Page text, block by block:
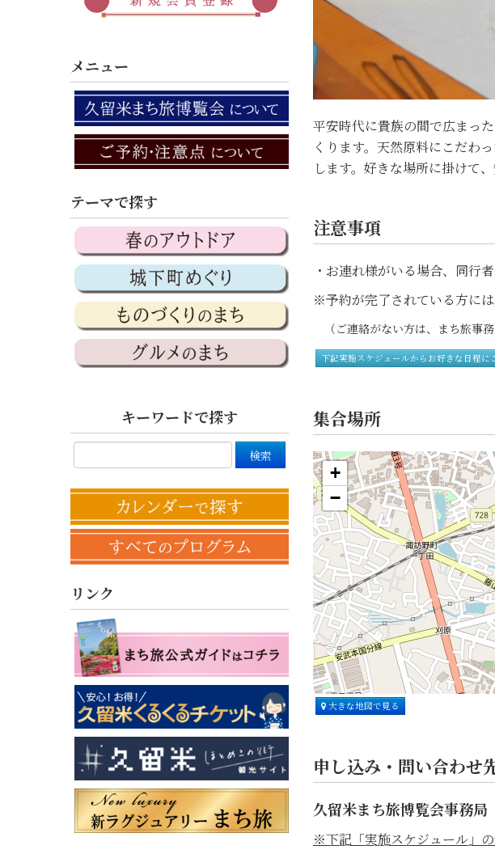
メニュー
テーマで探す
キーワードで探す
リンク
平安時代に貴族の間で広まっ
くります。天然原料にこだわ
します。好きな場所に掛けて
注意事項
・お連れ様がいる場合、同行
※予約が完了されている方に
（ご連絡がない方は、まち旅事務
下記実施スケジュールからお好きな日程に
集合場所
+
−
大きな地図で見る
申し込み・問い合わせ
久留米まち旅博覧会事務局
※下記「実施スケジュール」